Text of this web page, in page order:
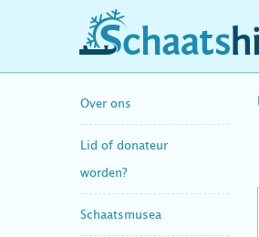
schaatshistorie.nl
Over ons
Lid of donateur
worden?
Schaatsmusea